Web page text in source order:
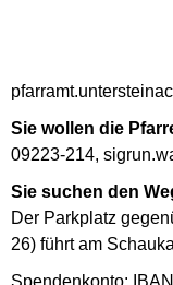
Sie wollen die
09223-214,
Sie suchen den
Der Parkplatz
26) führt am
Spendenkonto: